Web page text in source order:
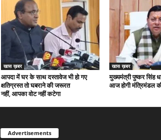
खास ख़बर
आपदा में घर के साथ दस्तावेज भी हो गए
क्षतिग्रस्त तो घबराने की जरूरत
नहीं, आपका वोट नहीं कटेगा
खास ख़बर
मुख्यमंत्री पुष्कर सिंह
आज होगी मंत्रिमंडल
Advertisements